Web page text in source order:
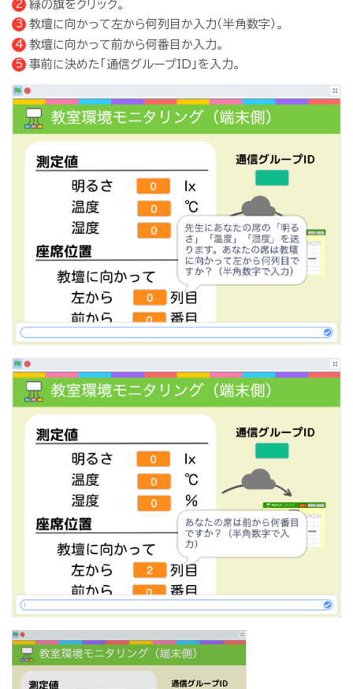
緑の旗をクリック。
教壇に向かって左から何列目か入力（半角数字）。
教壇に向かって前から何番目か入力。
事前に決めた「通信グループID」を入力。